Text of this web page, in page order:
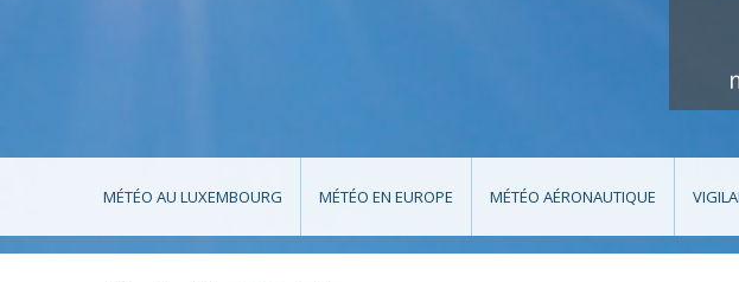
MÉTÉO AU LUXEMBOURG MÉTÉO EN EUROPE MÉTÉO AÉRONAUTIQUE